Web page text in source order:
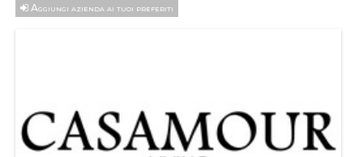
Aggiungi azienda ai tuoi preferiti